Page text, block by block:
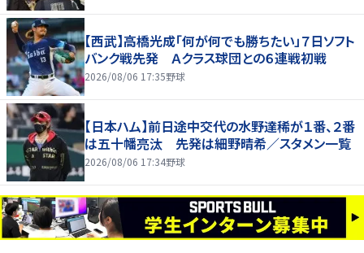
【西武】高橋光成「何が何でも勝ちたい」７日ソフト
バンク戦先発 Ａクラス球団との６連戦初戦
2026/08/06 17:35野球
【日本ハム】前日途中交代の水野達稀が１番、２番
は五十幡亮汰 先発は細野晴希／スタメン一覧
2026/08/06 17:34野球